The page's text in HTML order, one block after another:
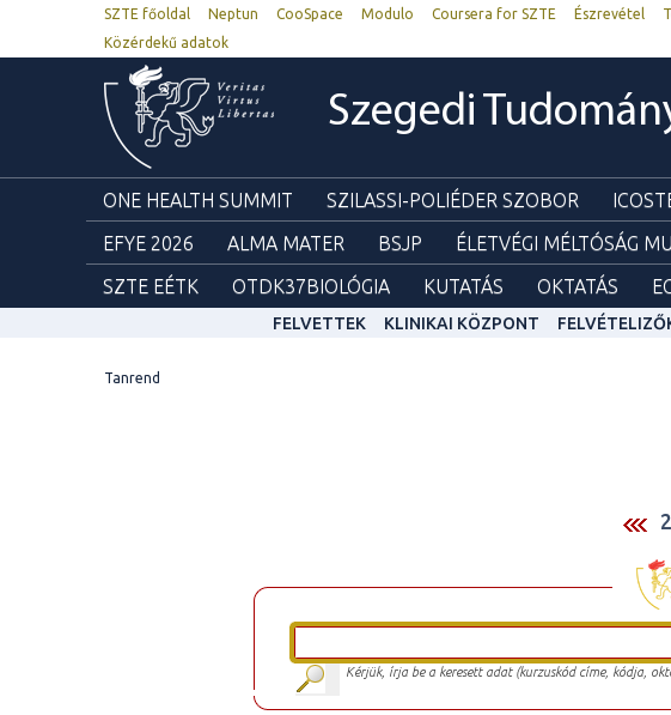
SZTE főoldal Neptun CooSpace Modulo Coursera for SZTE Észrevétel
Közérdekű adatok
Szegedi
ONE HEALTH SUMMIT SZILASSI-POLIÉDER SZOBOR
EFYE 2026
ALMA MATER BSJP ÉLETVÉGI MÉLTÓSÁG
SZTE EÉTK
OTDK37BIOLÓGIA KUTATÁS OKTATÁS
FELVETTEK KLINIKAI KÖZPONT
Tanrend
Kérjük, írja be a keresett adat (kurzuskód címe, kódja,